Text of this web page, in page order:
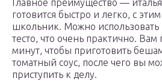
Главное преимущество —
готовится быстро и легко, с
школьник. Можно использовать
тесто, что очень практично. Вам
минут, чтобы приготовить
томатный соус, после чего вы
приступить к делу.